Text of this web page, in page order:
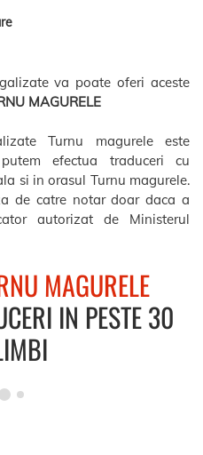
va poate oferi aceste
MAGURELE
Turnu magurele este
efectua traduceri cu
si in orasul Turnu magurele.
de catre notar doar daca a
autorizat de Ministerul
MAGURELE
IN PESTE 30